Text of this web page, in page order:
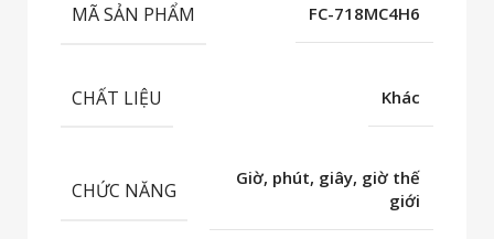
MÃ SẢN PHẨM FC-718MC4H6
CHẤT LIỆU Khác
CHỨC NĂNG
Giờ, phút, giây, giờ thế
giới